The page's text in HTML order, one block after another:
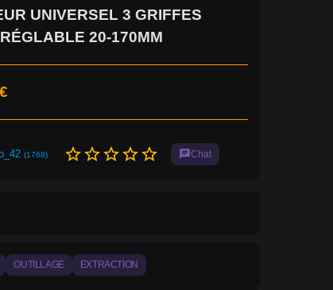
UNIVERSEL 3 GRIFFES
20-170MM
(1768) star_borderstar_borderstar_borderstar_borderstar_border chatChat
OUTILLAGE EXTRACTION